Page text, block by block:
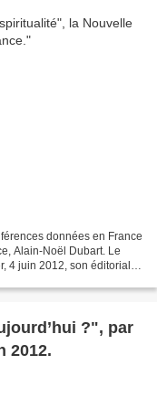
données en France
Alain-Noël Dubart. Le
4 juin 2012, son éditorial
?", par
2012.